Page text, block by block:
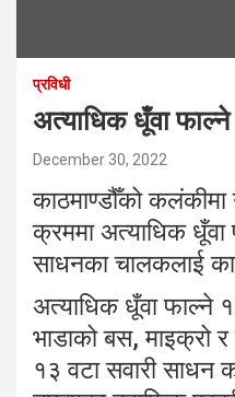
प्रविधी
अत्याधिक धूँवा फाल्ने
December 30, 2022
काठमाण्डौँको
क्रममा अत्याधिक धूँवा
साधनका चालकलाई
अत्याधिक धूँवा फाल्ने
भाडाको बस, माइक्रो
१३ वटा सवारी साधन